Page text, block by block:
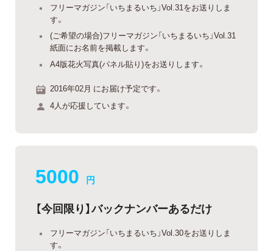
フリーマガジン「いちまるいち」Vol.31をお送りしま
す。
(ご希望の場合)フリーマガジン「いちまるいち」Vol.31
紙面にお名前を掲載します。
A4版花火写真(パネル貼り)をお送りします。
2016年02月 にお届け予定です。
4人が応援しています。
5000 円
【今回限り】バックナンバーあるだけ
フリーマガジン「いちまるいち」Vol.30をお送りしま
す。